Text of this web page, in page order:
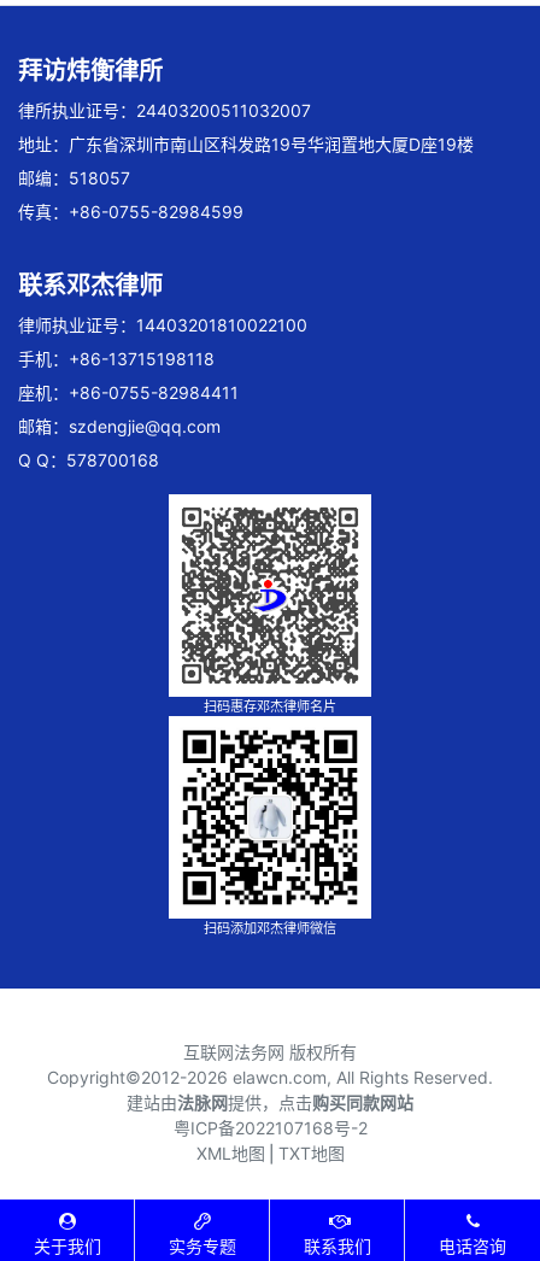
拜访炜衡律所
律所执业证号：24403200511032007
地址：广东省深圳市南山区科发路19号华润置地大厦D座19楼
邮编：518057
传真：+86-0755-82984599
联系邓杰律师
律师执业证号：14403201810022100
手机：+86-13715198118
座机：+86-0755-82984411
邮箱： szdengjie@qq.com
Q Q：578700168
扫码惠存邓杰律师名片
扫码添加邓杰律师微信
互联网法务网 版权所有
Copyright©2012-2026 elawcn.com, All Rights Reserved.
建站由法脉网提供，点击购买同款网站
粤ICP备2022107168号-2
XML地图 TXT地图
关于我们 实务专题 联系我们 电话咨询